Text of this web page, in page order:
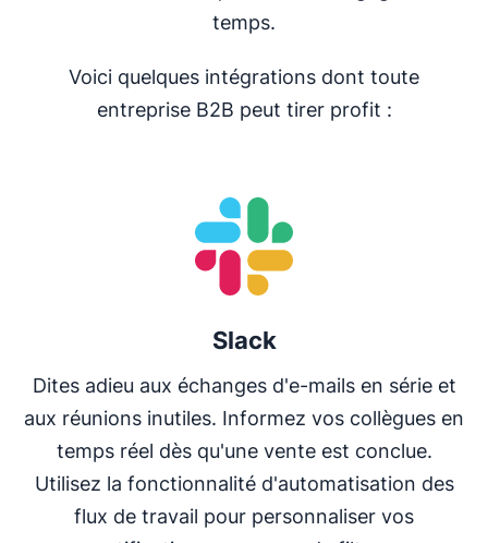
temps.
Voici quelques intégrations dont toute
entreprise B2B peut tirer profit :
Slack
Dites adieu aux échanges d'e-mails en série et
aux réunions inutiles. Informez vos collègues en
temps réel dès qu'une vente est conclue.
Utilisez la fonctionnalité d'automatisation des
flux de travail pour personnaliser vos